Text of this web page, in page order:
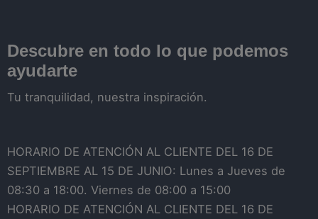
Descubre en todo lo que podemos
ayudarte
Tu tranquilidad, nuestra inspiración.
HORARIO DE ATENCIÓN AL CLIENTE DEL 16 DE
SEPTIEMBRE AL 15 DE JUNIO: Lunes a Jueves de
08:30 a 18:00. Viernes de 08:00 a 15:00
HORARIO DE ATENCIÓN AL CLIENTE DEL 16 DE